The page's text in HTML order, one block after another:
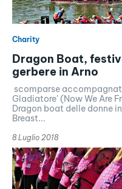
Charity
Dragon Boat,
gerbere in Arno
scomparse
Gladiatore' (Now We Are
Dragon boat delle donne
Breast...
8 Luglio 2018